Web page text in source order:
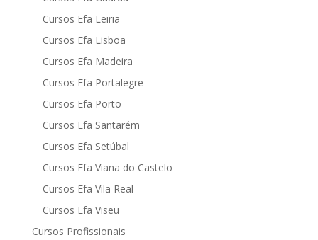
Cursos Efa Leiria
Cursos Efa Lisboa
Cursos Efa Madeira
Cursos Efa Portalegre
Cursos Efa Porto
Cursos Efa Santarém
Cursos Efa Setúbal
Cursos Efa Viana do Castelo
Cursos Efa Vila Real
Cursos Efa Viseu
Cursos Profissionais